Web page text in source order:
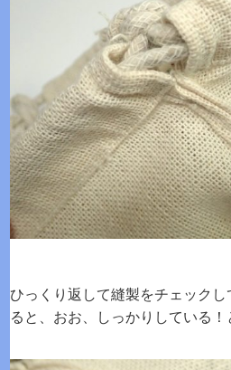
ひっくり返して縫製をチェック
ると、おお、しっかりしている